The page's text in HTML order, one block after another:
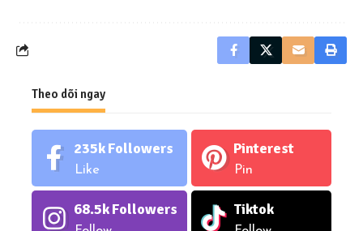
Theo dõi ngay
235kFollowers
Like
Pinterest
Pin
68.5kFollowers Tiktok